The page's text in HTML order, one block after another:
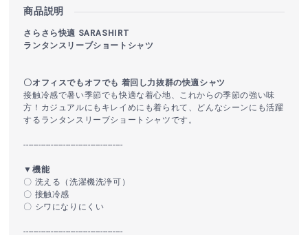
商品説明
さらさら快適 SARASHIRT
ランタンスリーブショートシャツ
〇オフィスでもオフでも 着回し力抜群の快適シャツ
接触冷感で暑い季節でも快適な着心地、これからの季節の強い味
方！カジュアルにもキレイめにも着られて、どんなシーンにも活躍
するランタンスリーブショートシャツです。
----------------------------------------
▼機能
〇 洗える（洗濯機洗浄可）
〇 接触冷感
〇 シワになりにくい
----------------------------------------